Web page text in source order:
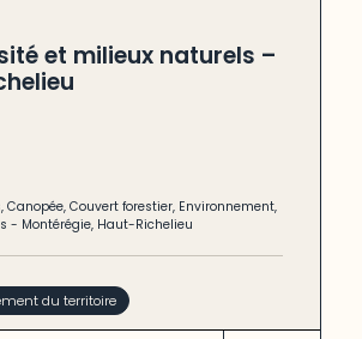
et milieux naturels –
,Canopée,Couvert forestier, Environnement,
- Montérégie, Haut-Richelieu
du territoire